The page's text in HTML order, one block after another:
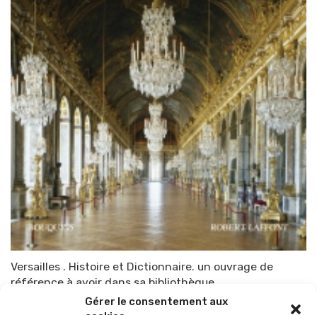
Gérer le consentement aux
Versailles . Histoire et Dictionnaire. un ouvrage de
référence à avoir dans sa bibliothèque
TOP-PARENTS 7 septembre 2015